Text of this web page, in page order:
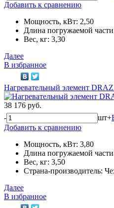
Добавить к сравнению
Мощность, кВт: 2,50
Длина погружаемой
Вес, кг: 3,30
Далее
В избранное
Нагревательный элемент
38 176 руб.
-
шт+
Добавить к сравнению
Мощность, кВт: 3,80
Длина погружаемой
Вес, кг: 3,50
Страна-производитель:
Далее
В избранное